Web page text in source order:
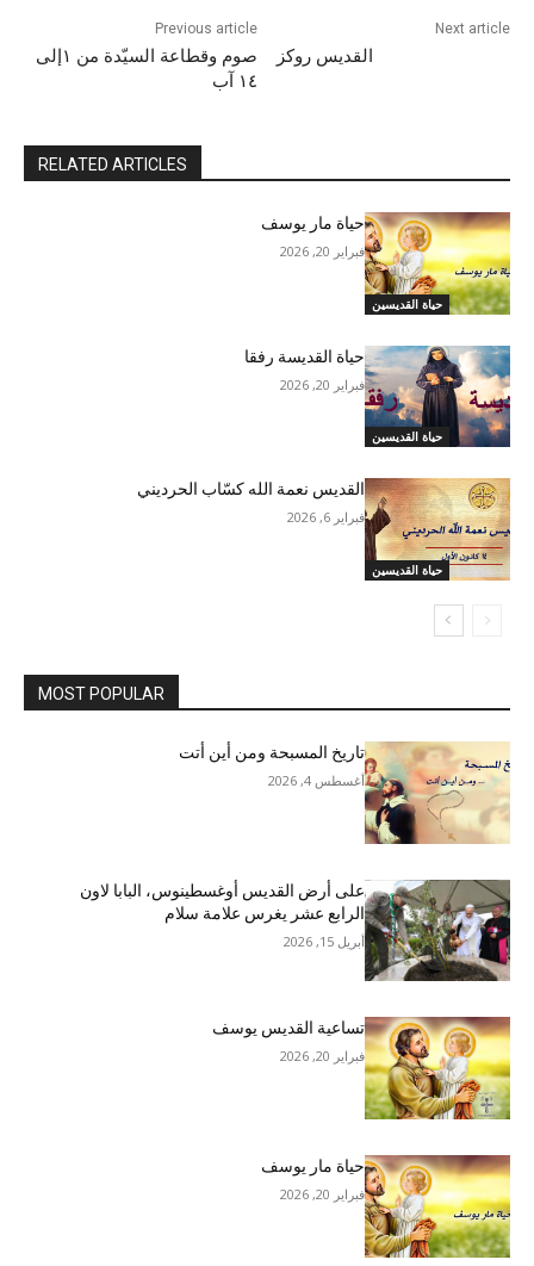
Previous article
صوم وقطاعة السيّدة من ١إلى
١٤ آب
Next article
القديس روكز
RELATED ARTICLES
حياة القديسين
حياة مار يوسف
فبراير 20, 2026
حياة القديسين
حياة القديسة رفقا
فبراير 20, 2026
حياة القديسين
القديس نعمة الله كسّاب الحرديني
فبراير 6, 2026
MOST POPULAR
تاريخ المسبحة ومن أين أتت
أغسطس 4, 2026
على أرض القديس أوغسطينوس، البابا لاون
الرابع عشر يغرس علامة سلام
أبريل 15, 2026
تساعية القديس يوسف
فبراير 20, 2026
حياة مار يوسف
فبراير 20, 2026